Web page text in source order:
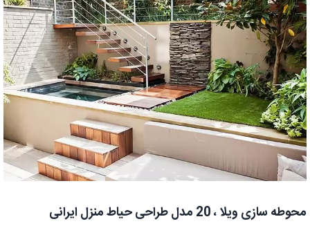
محوطه سازی ویلا ، 20 مدل طراحی حیاط منزل ایرانی